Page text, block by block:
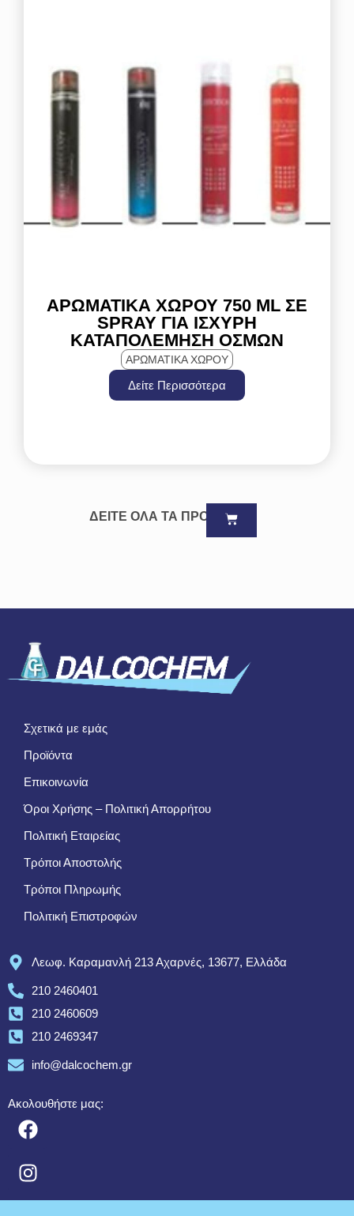
ΑΡΩΜΑΤΙΚΆ ΧΏΡΟΥ 750 ML ΣΕ
SPRAY ΓΙΑ ΙΣΧΥΡΉ
ΚΑΤΑΠΟΛΈΜΗΣΗ ΟΣΜΏΝ
ΑΡΩΜΑΤΙΚΑ ΧΩΡΟΥ
Δείτε Περισσότερα
ΔΕΙΤΕ ΟΛΑ ΤΑ ΠΡΟΪΟΝΤΑ
Σχετικά με εμάς
Προϊόντα
Επικοινωνία
Όροι Χρήσης – Πολιτική Απορρήτου
Πολιτική Εταιρείας
Τρόποι Αποστολής
Τρόποι Πληρωμής
Πολιτική Επιστροφών
Λεωφ. Καραμανλή 213 Αχαρνές, 13677, Ελλάδα
210 2460401
210 2460609
210 2469347
info@dalcochem.gr
Ακολουθήστε μας: